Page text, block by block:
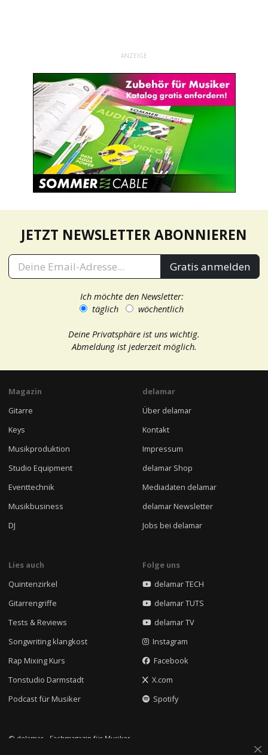
ANZEIGE
JETZT NEWSLETTER ABONNIEREN
Gratis anmelden
Ich möchte den Newsletter:
täglich
wöchentlich
Deine Privatsphäre ist uns wichtig.
Abmeldung ist jederzeit möglich.
Magazin
Gitarre
Keys
Musikproduktion
Studio Equipment
Eventtechnik
Musikbusiness
DJ
delamar
Über delamar
Kontakt
Impressum
delamar Shop
Mediadaten delamar
delamar Newsletter
Jobs bei delamar
Lies auch
Quintenzirkel
Gitarrengriffe
Tests & Reviews
Songwriting klangkost
Rap Mixing Kurs
Tonstudio Darmstadt
Podcast für Musiker
Folge uns
delamar TECH
delamar TUTS
delamar TV
Instagram
Facebook
X.com
Spotify
© delamar - Fachmagazin für Musiker